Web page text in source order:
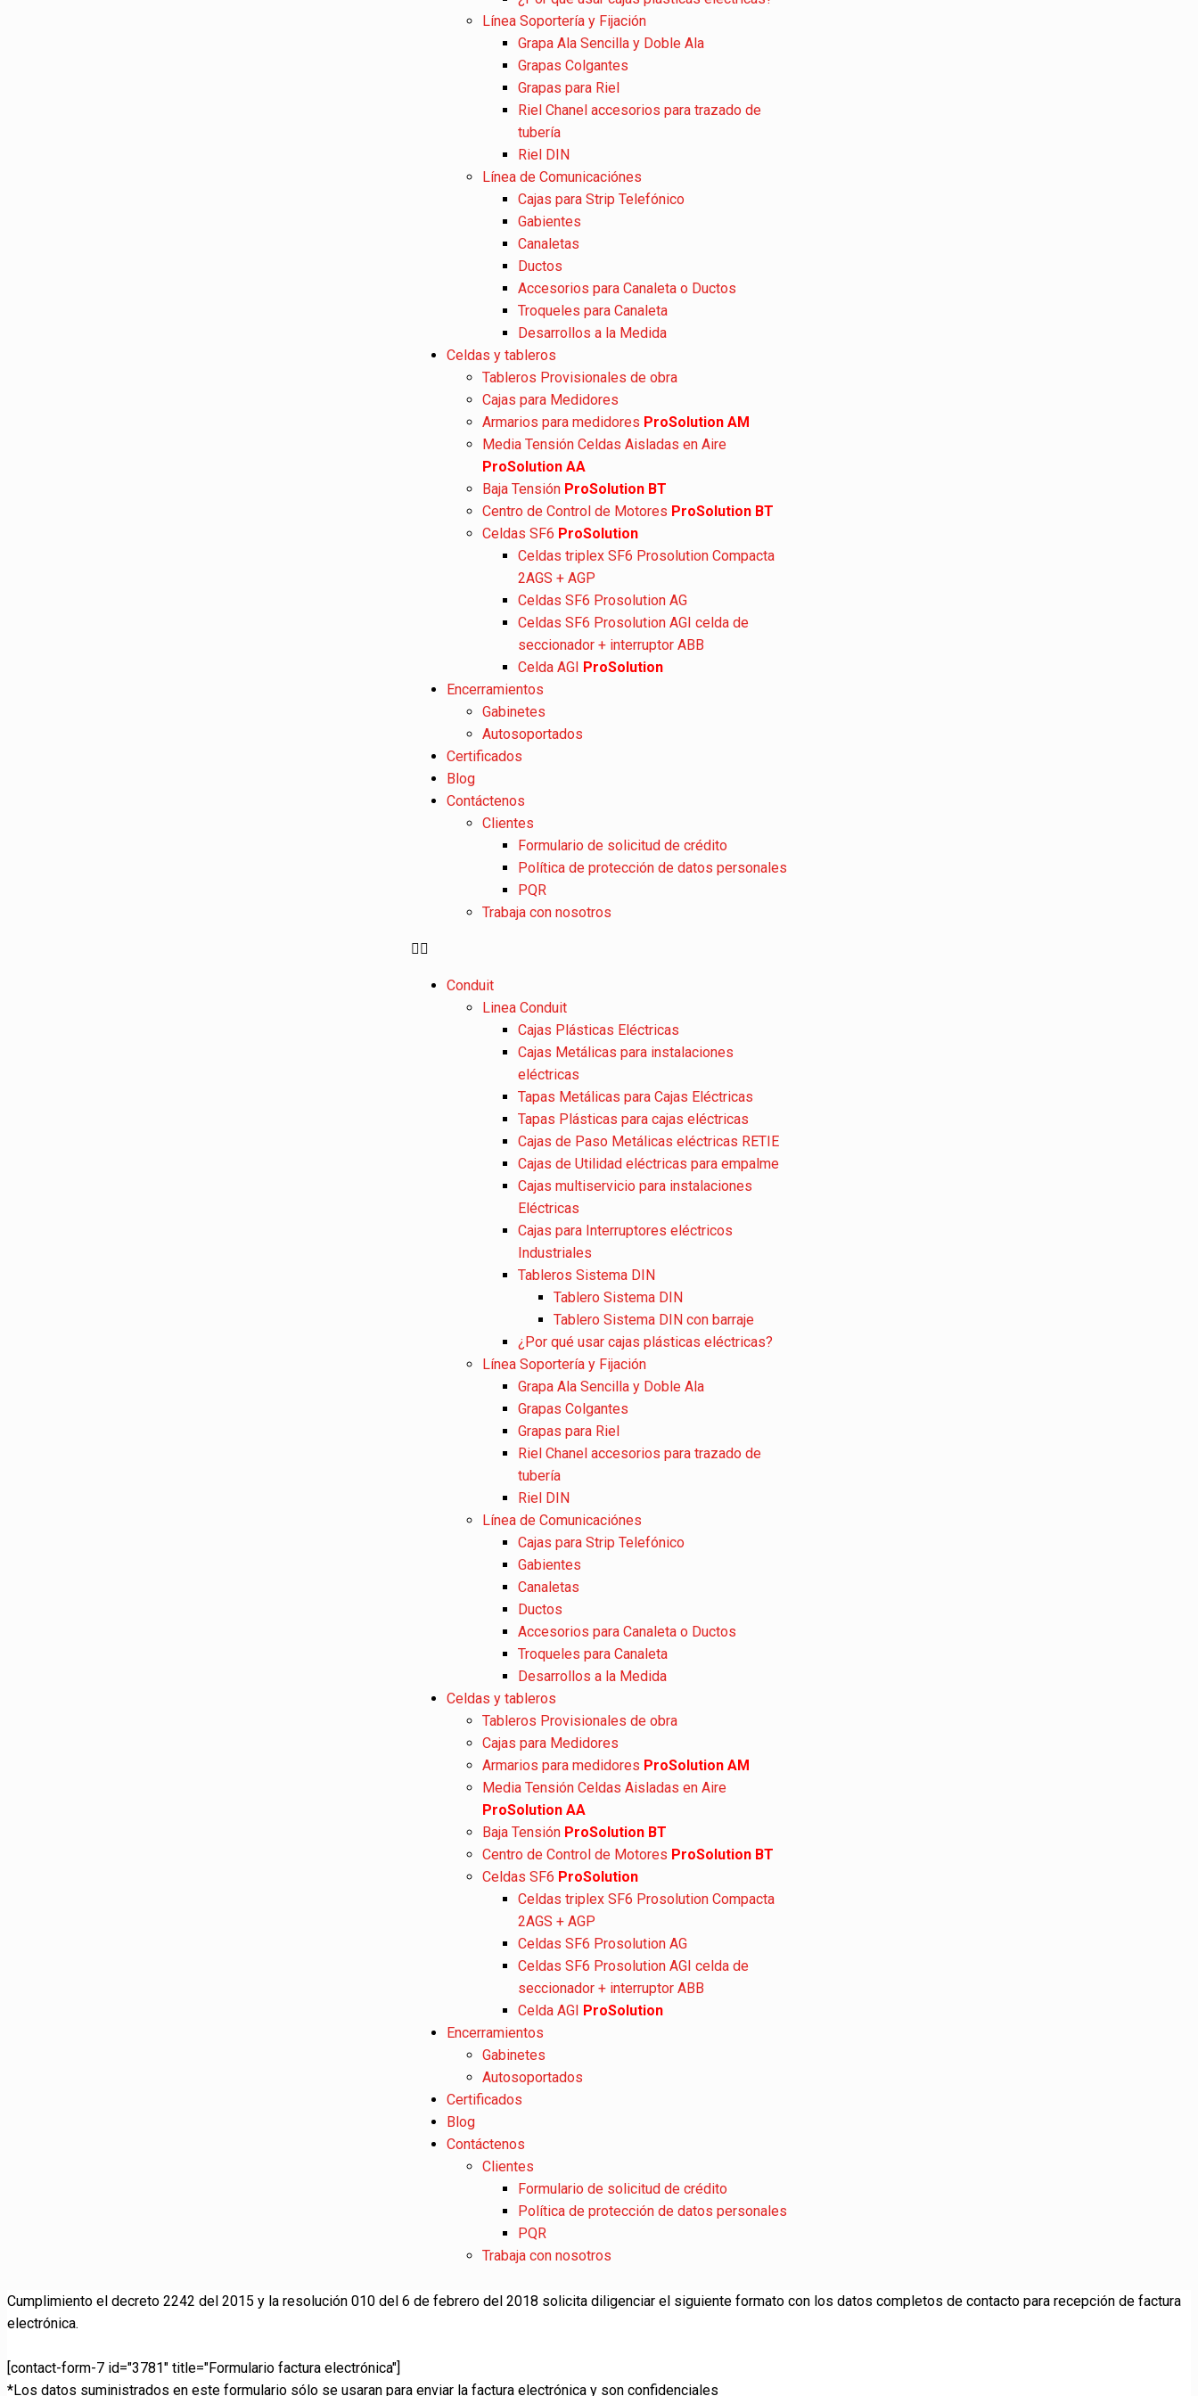
Línea Soportería y Fijación
Grapa Ala Sencilla y Doble Ala
Grapas Colgantes
Grapas para Riel
Riel Chanel accesorios para trazado de
tubería
Riel DIN
Línea de Comunicaciónes
Cajas para Strip Telefónico
Gabientes
Canaletas
Ductos
Accesorios para Canaleta o Ductos
Troqueles para Canaleta
Desarrollos a la Medida
Celdas y tableros
Tableros Provisionales de obra
Cajas para Medidores
Armarios para medidores ProSolution AM
Media Tensión Celdas Aisladas en Aire
ProSolution AA
Baja Tensión ProSolution BT
Centro de Control de Motores ProSolution BT
Celdas SF6 ProSolution
Celdas triplex SF6 Prosolution Compacta
2AGS + AGP
Celdas SF6 Prosolution AG
Celdas SF6 Prosolution AGI celda de
seccionador + interruptor ABB
Celda AGI ProSolution
Encerramientos
Gabinetes
Autosoportados
Certificados
Blog
Contáctenos
Clientes
Formulario de solicitud de crédito
Política de protección de datos personales
PQR
Trabaja con nosotros
Conduit
Linea Conduit
Cajas Plásticas Eléctricas
Cajas Metálicas para instalaciones
eléctricas
Tapas Metálicas para Cajas Eléctricas
Tapas Plásticas para cajas eléctricas
Cajas de Paso Metálicas eléctricas RETIE
Cajas de Utilidad eléctricas para empalme
Cajas multiservicio para instalaciones
Eléctricas
Cajas para Interruptores eléctricos
Industriales
Tableros Sistema DIN
Tablero Sistema DIN
Tablero Sistema DIN con barraje
¿Por qué usar cajas plásticas eléctricas?
Línea Soportería y Fijación
Grapa Ala Sencilla y Doble Ala
Grapas Colgantes
Grapas para Riel
Riel Chanel accesorios para trazado de
tubería
Riel DIN
Línea de Comunicaciónes
Cajas para Strip Telefónico
Gabientes
Canaletas
Ductos
Accesorios para Canaleta o Ductos
Troqueles para Canaleta
Desarrollos a la Medida
Celdas y tableros
Tableros Provisionales de obra
Cajas para Medidores
Armarios para medidores ProSolution AM
Media Tensión Celdas Aisladas en Aire
ProSolution AA
Baja Tensión ProSolution BT
Centro de Control de Motores ProSolution BT
Celdas SF6 ProSolution
Celdas triplex SF6 Prosolution Compacta
2AGS + AGP
Celdas SF6 Prosolution AG
Celdas SF6 Prosolution AGI celda de
seccionador + interruptor ABB
Celda AGI ProSolution
Encerramientos
Gabinetes
Autosoportados
Certificados
Blog
Contáctenos
Clientes
Formulario de solicitud de crédito
Política de protección de datos personales
PQR
Trabaja con nosotros
Cumplimiento el decreto 2242 del 2015 y la resolución 010 del 6 de febrero del 2018 solicita diligenciar el siguiente formato con los datos completos de contacto para recepción de factura
electrónica.
[contact-form-7 id="3781" title="Formulario factura electrónica"]
*Los datos suministrados en este formulario sólo se usaran para enviar la factura electrónica y son confidenciales